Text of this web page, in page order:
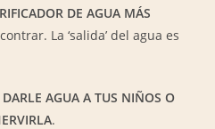
DE AGUA MÁS
La ‘salida’ del agua es
DARLE AGUA A TUS NIÑOS O
.